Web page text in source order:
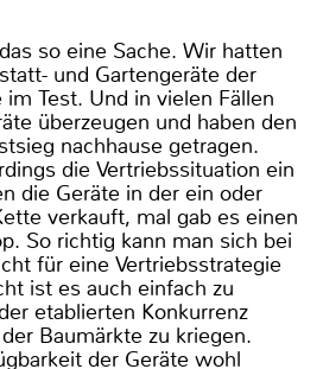
so eine Sache. Wir hatten
und Gartengeräte der
Test. Und in vielen Fällen
überzeugen und haben den
nachhause getragen.
die Vertriebssituation ein
die Geräte in der ein oder
verkauft, mal gab es einen
So richtig kann man sich bei
für eine Vertriebsstrategie
ist es auch einfach zu
etablierten Konkurrenz
Baumärkte zu kriegen.
der Geräte wohl